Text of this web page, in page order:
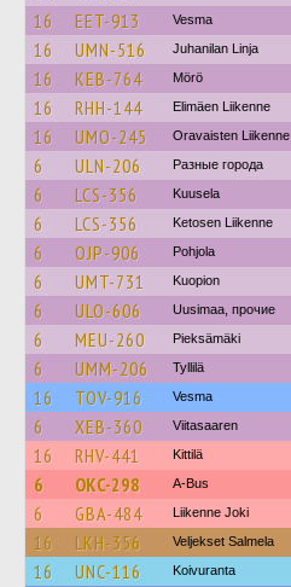
16 EET-913 Vesma
16 UMN-516 Juhanilan Linja
16 KEB-764 Mörö
16 RHH-144 Elimäen Liikenne
16 UMO-245 Oravaisten Liikenne
6 ULN-206 Разные города
6 LCS-356 Kuusela
6 LCS-356 Ketosen Liikenne
6 OJP-906 Pohjola
6 UMT-731 Kuopion
6 ULO-606 Uusimaa, прочие
6 MEU-260 Pieksämäki
6 UMM-206 Tyllilä
16 TOV-916 Vesma
6 XEB-360 Viitasaaren
16 RHV-441 Kittilä
6 OKC-298 A-Bus
6 GBA-484 Liikenne Joki
16 LKH-356 Veljekset Salmela
16 UNC-116 Koivuranta